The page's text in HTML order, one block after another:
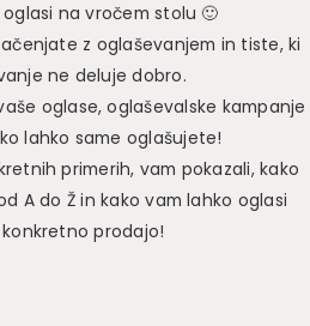
na vročem stolu 🙂
z oglaševanjem in tiste, ki
ne deluje dobro.
oglase, oglaševalske kampanje
lahko same oglašujete!
primerih, vam pokazali, kako
A do Ž in kako vam lahko oglasi
prodajo!